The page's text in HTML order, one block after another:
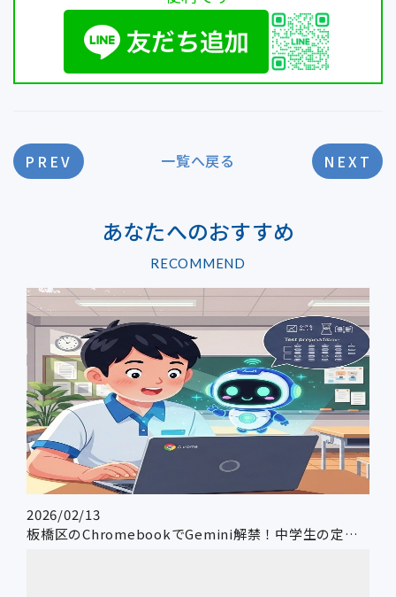
PREV 一覧へ戻る NEXT
あなたへのおすすめ
RECOMMEND
2026/02/13
板橋区のChromebookでGemini解禁！中学生の定期テスト対策＆スケジュール管理術